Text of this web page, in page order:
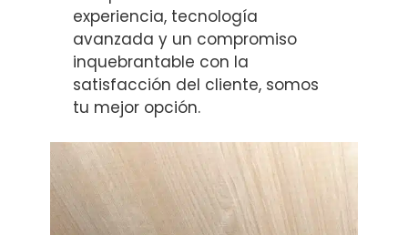
experiencia, tecnología
avanzada y un compromiso
inquebrantable con la
satisfacción del cliente, somos
tu mejor opción.